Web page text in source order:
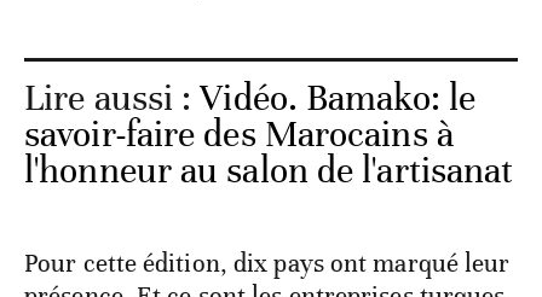
Lire aussi :Vidéo. Bamako: le
savoir-faire des Marocains à
l'honneur au salon de l'artisanat
Pour cette édition, dix pays ont marqué leur